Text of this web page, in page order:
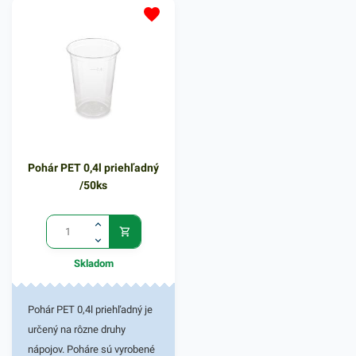
studené nápoje a koktaily,
Pohár PET 0,4l priehľadný
/50ks
Skladom
Pohár PET 0,4l priehľadný je
určený na rôzne druhy
nápojov. Poháre sú vyrobené